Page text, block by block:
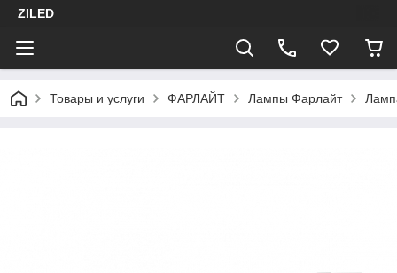
ZILED
Товары и услуги ФАРЛАЙТ Лампы Фарлайт